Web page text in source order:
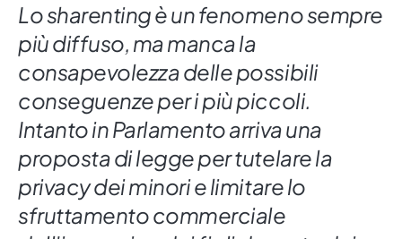
Lo sharenting è un fenomeno sempre
più diffuso, ma manca la
consapevolezza delle possibili
conseguenze per i più piccoli.
Intanto in Parlamento arriva una
proposta di legge per tutelare la
privacy dei minori e limitare lo
sfruttamento commerciale